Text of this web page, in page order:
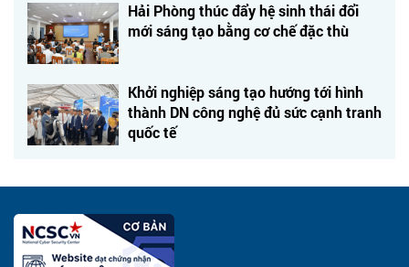
Hải Phòng thúc đẩy hệ sinh thái đổi
mới sáng tạo bằng cơ chế đặc thù
Khởi nghiệp sáng tạo hướng tới hình
thành DN công nghệ đủ sức cạnh tranh
quốc tế